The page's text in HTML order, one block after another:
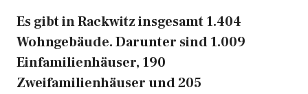
Es gibt in Rackwitz insgesamt 1.404
Wohngebäude. Darunter sind 1.009
Einfamilienhäuser, 190
Zweifamilienhäuser und 205